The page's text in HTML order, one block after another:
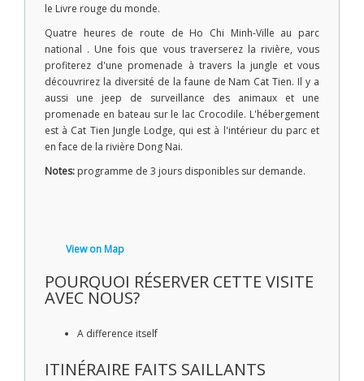
le Livre rouge du monde.
Quatre heures de route de Ho Chi Minh-Ville au parc
national . Une fois que vous traverserez la rivière, vous
profiterez d'une promenade à travers la jungle et vous
découvrirez la diversité de la faune de Nam Cat Tien. Il y a
aussi une jeep de surveillance des animaux et une
promenade en bateau sur le lac Crocodile. L'hébergement
est à Cat Tien Jungle Lodge, qui est à l'intérieur du parc et
en face de la rivière Dong Nai.
Notes: programme de 3 jours disponibles sur demande.
View on Map
POURQUOI RÉSERVER CETTE VISITE
AVEC NOUS?
A difference itself
ITINÉRAIRE FAITS SAILLANTS